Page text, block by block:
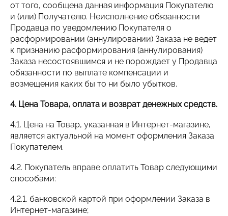
от того, сообщена данная информация Покупателю
и (или) Получателю. Неисполнение обязанности
Продавца по уведомлению Покупателя о
расформировании (аннулировании) Заказа не ведет
к признанию расформирования (аннулирования)
Заказа несостоявшимся и не порождает у Продавца
обязанности по выплате компенсации и
возмещения каких бы то ни было убытков.
4. Цена Товара, оплата и возврат денежных средств.
4.1. Цена на Товар, указанная в Интернет-магазине,
является актуальной на момент оформления Заказа
Покупателем.
4.2. Покупатель вправе оплатить Товар следующими
способами:
4.2.1. банковской картой при оформлении Заказа в
Интернет-магазине;